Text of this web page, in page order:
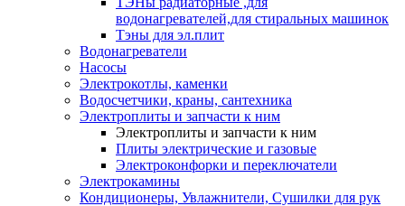
водонагревателей,для стиральных машинок
Тэны для эл.плит
Водонагреватели
Насосы
Электрокотлы, каменки
Водосчетчики, краны, сантехника
Электроплиты и запчасти к ним
Электроплиты и запчасти к ним
Плиты электрические и газовые
Электроконфорки и переключатели
Электрокамины
Кондиционеры, Увлажнители, Сушилки для рук